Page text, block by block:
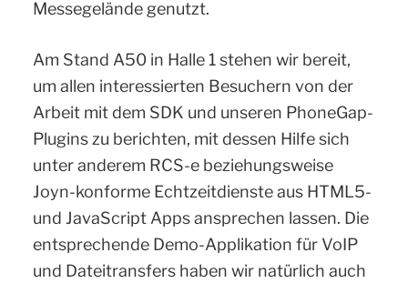
Messegelände genutzt.
Am Stand A50 in Halle 1 stehen wir bereit,
um allen interessierten Besuchern von der
Arbeit mit dem SDK und unseren PhoneGap-
Plugins zu berichten, mit dessen Hilfe sich
unter anderem RCS-e beziehungsweise
Joyn-konforme Echtzeitdienste aus HTML5-
und JavaScript Apps ansprechen lassen. Die
entsprechende Demo-Applikation für VoIP
und Dateitransfers haben wir natürlich auch